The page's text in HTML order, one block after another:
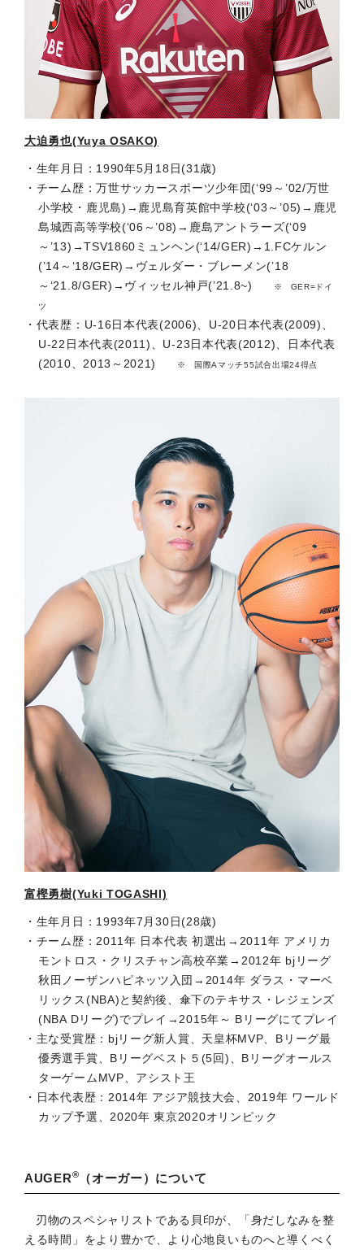
大迫勇也(Yuya OSAKO)
生年月日：1990年5月18日(31歳)
チーム歴：万世サッカースポーツ少年団(‘99～’02/万世
小学校・鹿児島)→鹿児島育英館中学校(‘03～’05)→鹿児
島城西高等学校(‘06～’08)→鹿島アントラーズ(‘09
～’13)→TSV1860ミュンヘン(‘14/GER)→1.FCケルン
(’14～‘18/GER)→ヴェルダー・ブレーメン(’18
～‘21.8/GER)→ヴィッセル神戸(’21.8~)
GER=ドイ
ツ
代表歴：U-16日本代表(2006)、U-20日本代表(2009)、
U-22日本代表(2011)、U-23日本代表(2012)、日本代表
(2010、2013～2021)
国際Aマッチ55試合出場24得点
富樫勇樹(Yuki TOGASHI)
生年月日：1993年7月30日(28歳)
チーム歴：2011年 日本代表 初選出→2011年 アメリカ
モントロス・クリスチャン高校卒業→2012年 bjリーグ
秋田ノーザンハピネッツ入団→2014年 ダラス・マーベ
リックス(NBA)と契約後、傘下のテキサス・レジェンズ
(NBA Dリーグ)でプレイ→2015年～ Bリーグにてプレイ
主な受賞歴：bjリーグ新人賞、天皇杯MVP、Bリーグ最
優秀選手賞、Bリーグベスト５(5回)、Bリーグオールス
ターゲームMVP、アシスト王
日本代表歴：2014年 アジア競技大会、2019年 ワールド
カップ予選、2020年 東京2020オリンピック
AUGER® （オーガー）について
刃物のスペシャリストである貝印が、「身だしなみを整
える時間」をより豊かで、より心地良いものへと導くべく